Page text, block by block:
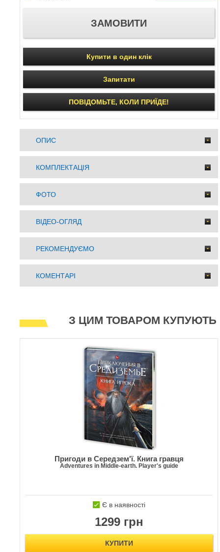
Купити в один клік
Запитати
ПОВІДОМЬТЕ, КОЛИ ПРИЇДЕ!
ОПИС
КОМПЛЕКТАЦІЯ
ФОТО
ВІДЕО-ОГЛЯД
РЕКОМЕНДУЄМО
КОМЕНТАРІ
З ЦИМ ТОВАРОМ КУПУЮТЬ
Пригоди в Середзем'ї. Книга гравця
Adventures in Middle-earth. Player's guide
Є в наявності
1299 грн
КУПИТИ